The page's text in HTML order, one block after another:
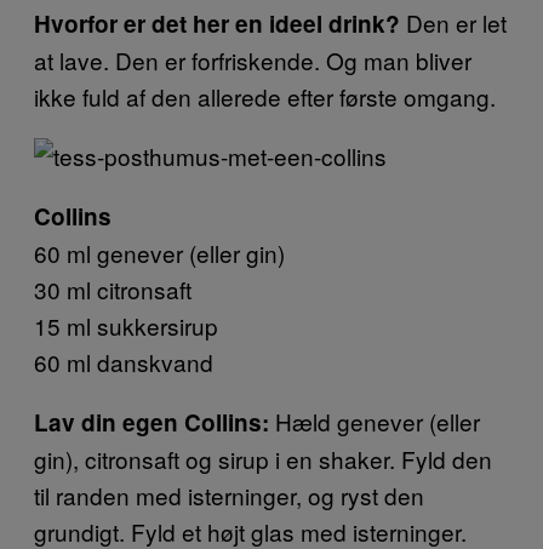
Hvorfor er det her en ideel drink? Den er let
at lave. Den er forfriskende. Og man bliver
ikke fuld af den allerede efter første omgang.
Collins
60 ml genever (eller gin)
30 ml citronsaft
15 ml sukkersirup
60 ml danskvand
Lav din egen Collins: Hæld genever (eller
gin), citronsaft og sirup i en shaker. Fyld den
til randen med isterninger, og ryst den
grundigt. Fyld et højt glas med isterninger.